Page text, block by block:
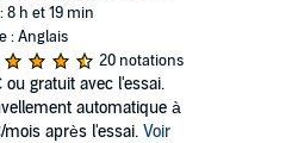
8 h et 19 min
: Anglais
20 notations
ou gratuit avec l'essai.
automatique à
mois après l'essai. Voir